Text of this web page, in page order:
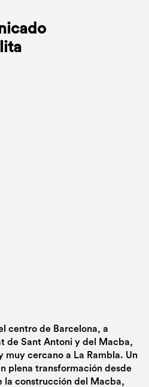
centro de Barcelona, a
de Sant Antoni y del Macba,
muy cercano a La Rambla. Un
plena transformación desde
la construcción del Macba,